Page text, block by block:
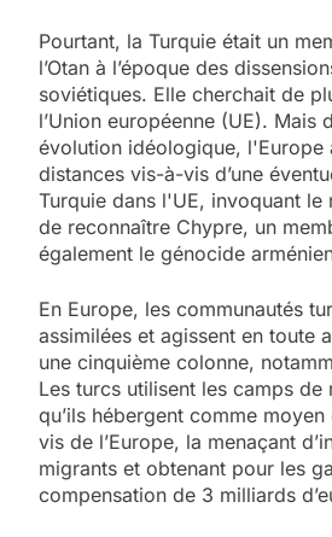
Pourtant, la Turquie était un
l’Otan à l’époque des
soviétiques. Elle cherchait de
l’Union européenne (UE). Mais
évolution idéologique, l'Europe
distances vis-à-vis d’une
Turquie dans l'UE, invoquant le
de reconnaître Chypre, un
également le génocide
En Europe, les communautés
assimilées et agissent en toute
une cinquième colonne,
Les turcs utilisent les camps de
qu’ils hébergent comme
vis de l’Europe, la menaçant
migrants et obtenant pour les
compensation de 3 milliards